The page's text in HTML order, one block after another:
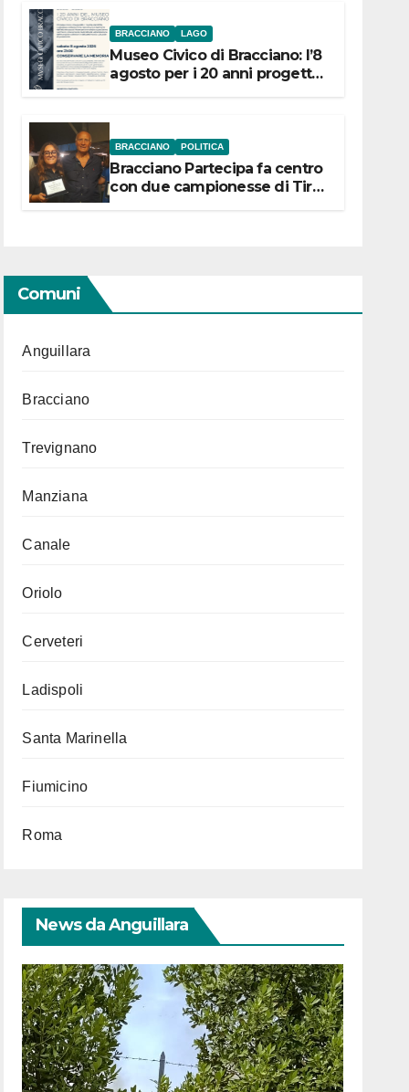
BRACCIANO LAGO
Museo Civico di Bracciano: l’8
agosto per i 20 anni progetto
BRACCIANO POLITICA
Bracciano Partecipa fa centro
con due campionesse di Tiro
Comuni
Anguillara
Bracciano
Trevignano
Manziana
Canale
Oriolo
Cerveteri
Ladispoli
Santa Marinella
Fiumicino
Roma
News da Anguillara